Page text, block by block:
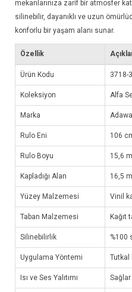
mekanlarınıza zarif bir atmosfer
silinebilir, dayanıklı ve uzun
konforlu bir yaşam alanı sunar.
Özellik
Ürün Kodu 3718-3
Koleksiyon Alfa
Marka Adawall
Rulo Eni 106
Rulo Boyu 15,6 m
Kapladığı Alan 16,5
Yüzey Malzemesi Vinil
Taban Malzemesi Kağıt
Silinebilirlik %100
Uygulama Yöntemi Tutkal
Isı ve Ses Yalıtımı Sağlar